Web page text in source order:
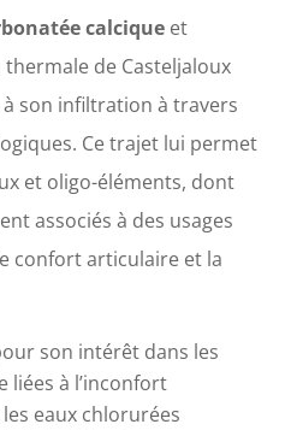
calcique et
thermale de Casteljaloux
son infiltration à travers
Ce trajet lui permet
et oligo-éléments, dont
associés à des usages
confort articulaire et la
son intérêt dans les
liées à l’inconfort
eaux chlorurées